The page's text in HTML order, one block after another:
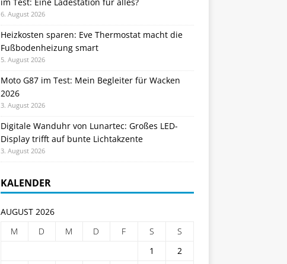
6. August 2026
Heizkosten sparen: Eve Thermostat macht die
Fußbodenheizung smart
5. August 2026
Moto G87 im Test: Mein Begleiter für Wacken
2026
3. August 2026
Digitale Wanduhr von Lunartec: Großes LED-
Display trifft auf bunte Lichtakzente
3. August 2026
KALENDER
AUGUST 2026
M
D M D F S
S
1
2